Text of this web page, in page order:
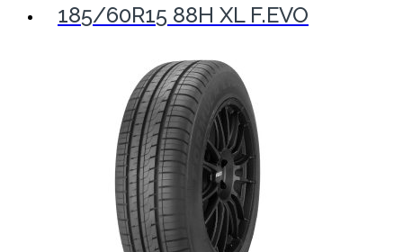
185/60R15 88H XL F.EVO